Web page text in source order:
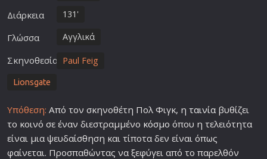
Διάρκεια 131'
Γλώσσα Αγγλικά
Σκηνοθεσία Paul Feig
Lionsgate
Υπόθεση: Από τον σκηνοθέτη Πολ Φιγκ, η ταινίαβυθίζει
το κοινό σε έναν διεστραμμένο κόσμο όπου η τελειότητα
είναι μια ψευδαίσθηση και τίποτα δεν είναι όπως
φαίνεται. Προσπαθώντας να ξεφύγει από το παρελθόν